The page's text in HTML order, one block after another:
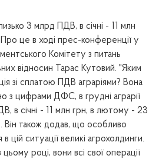
3 млрд ПДВ, в січні - 11 млн
це в ході прес-конференції у
Комітету з питань
відносин Тарас Кутовий. "Яким
зі сплатою ПДВ аграріями? Вона
з цифрами ДФС, в грудні аграрії
в січні - 11 млн грн, в лютому - 23
Він також додав, що особливо
цій ситуації великі агрохолдинги.
році, вони всі свої операції